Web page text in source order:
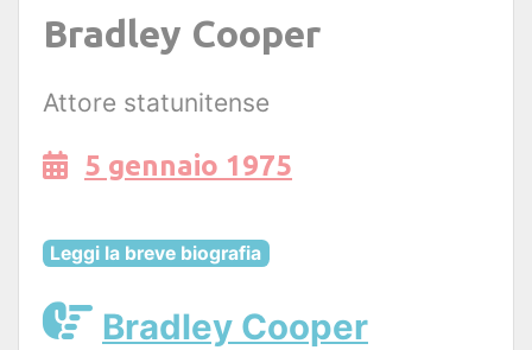
Bradley Cooper
Attore statunitense
5 gennaio 1975
Leggi la breve biografia
Bradley Cooper